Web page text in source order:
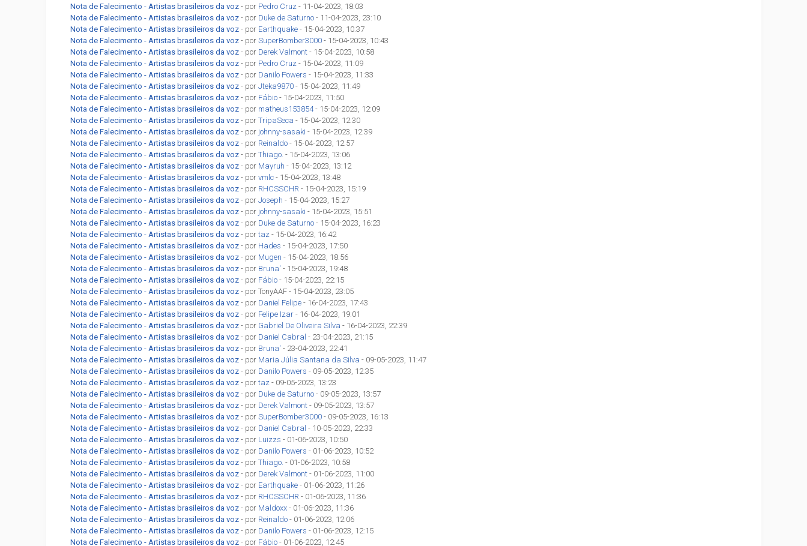
Nota de Falecimento - Artistas brasileiros da voz - por Pedro Cruz - 11-04-2023, 18:03
Nota de Falecimento - Artistas brasileiros da voz - por Duke de Saturno - 11-04-2023, 23:10
Nota de Falecimento - Artistas brasileiros da voz - por Earthquake - 15-04-2023, 10:37
Nota de Falecimento - Artistas brasileiros da voz - porSuperBomber3000 - 15-04-2023, 10:43
Nota de Falecimento - Artistas brasileiros da voz - por Derek Valmont - 15-04-2023, 10:58
Nota de Falecimento - Artistas brasileiros da voz - por Pedro Cruz - 15-04-2023, 11:09
Nota de Falecimento - Artistas brasileiros da voz - por Danilo Powers - 15-04-2023, 11:33
Nota de Falecimento - Artistas brasileiros da voz - porJteka9870 - 15-04-2023, 11:49
Nota de Falecimento - Artistas brasileiros da voz - por Fábio - 15-04-2023, 11:50
Nota de Falecimento - Artistas brasileiros da voz - por matheus153854- 15-04-2023, 12:09
Nota de Falecimento - Artistas brasileiros da voz - porTripaSeca - 15-04-2023, 12:30
Nota de Falecimento - Artistas brasileiros da voz - por johnny-sasaki - 15-04-2023, 12:39
Nota de Falecimento - Artistas brasileiros da voz - por Reinaldo - 15-04-2023, 12:57
Nota de Falecimento - Artistas brasileiros da voz - porThiago. - 15-04-2023, 13:06
Nota de Falecimento - Artistas brasileiros da voz - por Mayruh - 15-04-2023, 13:12
Nota de Falecimento - Artistas brasileiros da voz - porvmlc - 15-04-2023, 13:48
Nota de Falecimento - Artistas brasileiros da voz - por RHCSSCHR - 15-04-2023, 15:19
Nota de Falecimento - Artistas brasileiros da voz - porJoseph - 15-04-2023, 15:27
Nota de Falecimento - Artistas brasileiros da voz - por johnny-sasaki - 15-04-2023, 15:51
Nota de Falecimento - Artistas brasileiros da voz - por Duke de Saturno - 15-04-2023, 16:23
Nota de Falecimento - Artistas brasileiros da voz - portaz - 15-04-2023, 16:42
Nota de Falecimento - Artistas brasileiros da voz - por Hades - 15-04-2023, 17:50
Nota de Falecimento - Artistas brasileiros da voz - por Mugen - 15-04-2023, 18:56
Nota de Falecimento - Artistas brasileiros da voz - por Bruna' - 15-04-2023, 19:48
Nota de Falecimento - Artistas brasileiros da voz - por Fábio - 15-04-2023, 22:15
Nota de Falecimento - Artistas brasileiros da voz - por TonyAAF - 15-04-2023, 23:05
Nota de Falecimento - Artistas brasileiros da voz - por Daniel Felipe - 16-04-2023, 17:43
Nota de Falecimento - Artistas brasileiros da voz - por Felipe Izar - 16-04-2023, 19:01
Nota de Falecimento - Artistas brasileiros da voz - por Gabriel De Oliveira Silva - 16-04-2023, 22:39
Nota de Falecimento - Artistas brasileiros da voz - por Daniel Cabral - 23-04-2023, 21:15
Nota de Falecimento - Artistas brasileiros da voz - por Bruna' - 23-04-2023, 22:41
Nota de Falecimento - Artistas brasileiros da voz - por Maria Júlia Santana da Silva - 09-05-2023, 11:47
Nota de Falecimento - Artistas brasileiros da voz - por Danilo Powers - 09-05-2023, 12:35
Nota de Falecimento - Artistas brasileiros da voz - portaz - 09-05-2023, 13:23
Nota de Falecimento - Artistas brasileiros da voz - por Duke de Saturno - 09-05-2023, 13:57
Nota de Falecimento - Artistas brasileiros da voz - por Derek Valmont - 09-05-2023, 13:57
Nota de Falecimento - Artistas brasileiros da voz - porSuperBomber3000 - 09-05-2023, 16:13
Nota de Falecimento - Artistas brasileiros da voz - por Daniel Cabral - 10-05-2023, 22:33
Nota de Falecimento - Artistas brasileiros da voz - por Luizzs - 01-06-2023, 10:50
Nota de Falecimento - Artistas brasileiros da voz - por Danilo Powers - 01-06-2023, 10:52
Nota de Falecimento - Artistas brasileiros da voz - porThiago. - 01-06-2023, 10:58
Nota de Falecimento - Artistas brasileiros da voz - por Derek Valmont - 01-06-2023, 11:00
Nota de Falecimento - Artistas brasileiros da voz - por Earthquake - 01-06-2023, 11:26
Nota de Falecimento - Artistas brasileiros da voz - por RHCSSCHR - 01-06-2023, 11:36
Nota de Falecimento - Artistas brasileiros da voz - por Maldoxx - 01-06-2023, 11:36
Nota de Falecimento - Artistas brasileiros da voz - por Reinaldo - 01-06-2023, 12:06
Nota de Falecimento - Artistas brasileiros da voz - por Danilo Powers - 01-06-2023, 12:15
Nota de Falecimento - Artistas brasileiros da voz - por Fábio - 01-06-2023, 12:45